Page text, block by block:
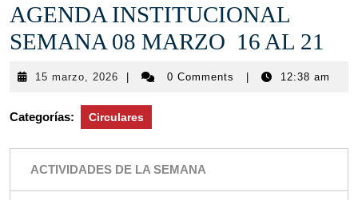
AGENDA INSTITUCIONAL
SEMANA 08 MARZO 16 AL 21
15 marzo, 2026 15
2026
| 0 Comments | 12:38 am
Categorías: Circulares
ACTIVIDADES DE LA SEMANA